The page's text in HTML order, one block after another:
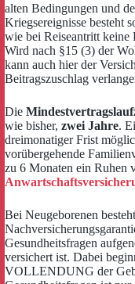
alten Bedingungen und
Kriegsereignisse besteht
wie bei Reiseantritt keine
Wird nach §15 (3) der
kann auch hier der
Beitragszuschlag
Die
wie bisher, zwei Jahre.
dreimonatiger Frist
vorübergehende
zu 6 Monaten ein Ruhen
Bei Neugeborenen
Gesundheitsfragen
versichert ist. Dabei
VOLLENDUNG der